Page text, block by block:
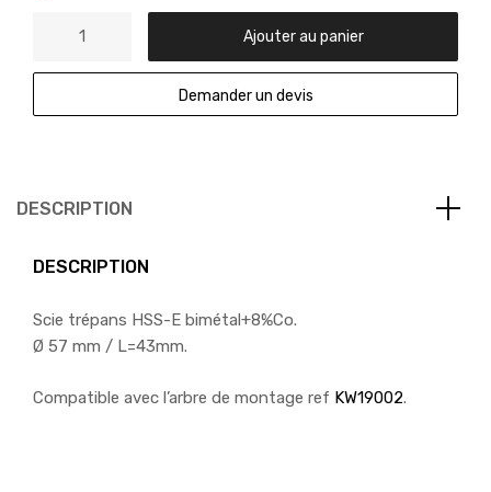
Ajouter au panier
Demander un devis
DESCRIPTION
DESCRIPTION
Scie trépans HSS-E bimétal+8%Co.
Ø 57 mm / L=43mm.
Compatible avec l’arbre de montage ref KW19002.